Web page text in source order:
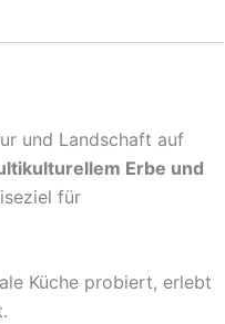
und Landschaft auf
Erbe und
für
Küche probiert, erlebt